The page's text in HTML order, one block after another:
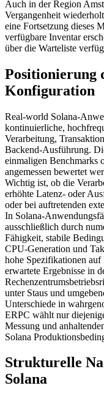
Auch in der Region
Vergangenheit
eine Fortsetzung dieses
verfügbare Inventar
über die Warteliste
Positionierung
Konfiguration
Real-world Solana-
kontinuierliche,
Verarbeitung,
Backend-Ausführung.
einmaligen Benchmarks
angemessen bewertet
Wichtig ist, ob die
erhöhte Latenz- oder
oder bei auftretenden
In Solana-
ausschließlich durch
Fähigkeit, stabile
CPU-Generation und
hohe Spezifikationen auf
erwartete Ergebnisse in
unter Staus und
Unterschiede in
ERPC wählt nur
Messung und
Solana
Strukturelle
Solana